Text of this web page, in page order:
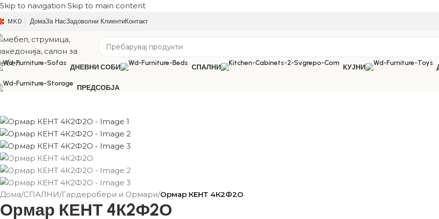
Skip to navigation Skip to main content
MKD ДомаЗа НасЗадоволни КлиентиКонтакт
ДНЕВНИ СОБИ СПАЛНИ КУЈНИ
ПРЕДСОБЈА
Дома/СПАЛНИ/Гардеробери и Ормари/Ормар КЕНТ 4К2Ф2О
Ормар КЕНТ 4К2Ф2О